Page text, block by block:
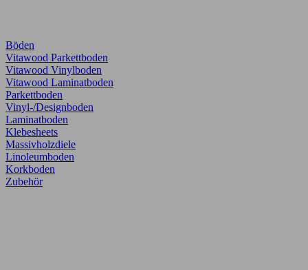
Böden
Vitawood Parkettboden
Vitawood Vinylboden
Vitawood Laminatboden
Parkettboden
Vinyl-/Designboden
Laminatboden
Klebesheets
Massivholzdiele
Linoleumboden
Korkboden
Zubehör